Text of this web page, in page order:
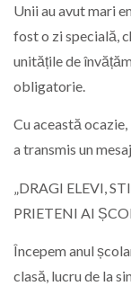
Unii au avut mari
fost o zi specială,
unitățile de
obligatorie.
Cu această
a transmis un
„DRAGI ELEVI,
PRIETENI AI
Începem anul
clasă, lucru de la